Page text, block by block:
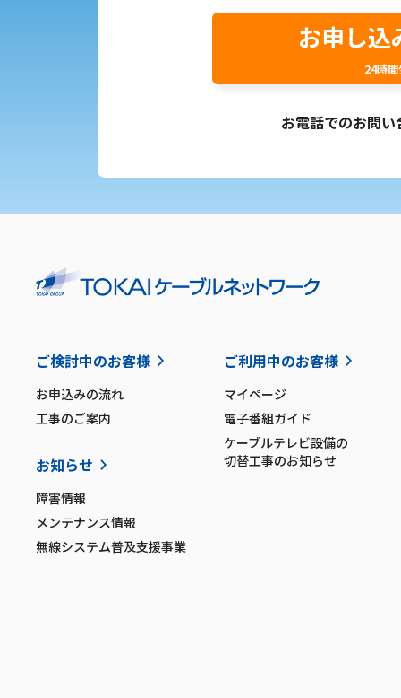
お申し込
24時間
お電話でのお問い
ご検討中のお客様
お申込みの流れ
工事のご案内
お知らせ
障害情報
メンテナンス情報
無線システム普及支援事業
ご利用中のお客様
マイページ
電子番組ガイド
ケーブルテレビ設備の
切替工事のお知らせ